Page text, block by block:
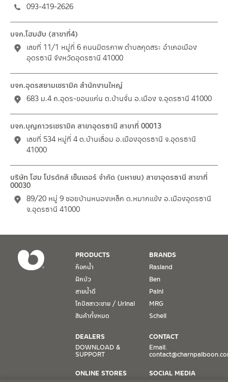
093-419-2626
บจก.โฮมฮับ (สาขาที่4)
เลขที่ 11/1 หมู่ที่ 6 ถนนมิตรภาพ ตำบลกุดสระ อำเภอเมือง
อุดรธานี จังหวัดอุดรธานี 41000
บจก.อุดรสยามเซรามิค สำนักงานใหญ่
683 ม.4 ถ.อุดร-ขอนแก่น ต.บ้านจั่น อ.เมือง จ.อุดรธานี 41000
บจก.บุญถาวรเซรามิค สาขาอุดรธานี สาขาที่ 00013
เลขที่ 534 หมู่ที่ 4 ต.บ้านเลื่อม อ.เมืองอุดรธานี จ.อุดรธานี
41000
บริษัท โฮม โปรดักส์ เซ็นเตอร์ จำกัด (มหาชน) สาขาอุดรธานี สาขาที่
00030
89/20 หมู่ 9 ซอยบ้านหนองเหล็ก ต.หมากแข้ง อ.เมืองอุดรธานี
จ.อุดรธานี 41000
PRODUCTS
ก๊อกน้ำ
ฝักบัว
สายน้ำดี
โถปัสสาวะชาย / Urinal
สินค้าทั้งหมด
BRANDS
Rasland
Ben
Paini
MRG
Schell
DEALERS
DOWNLOAD &
SUPPORT
ONLINE STORES
CONTACT
Email.
SOCIAL MEDIA